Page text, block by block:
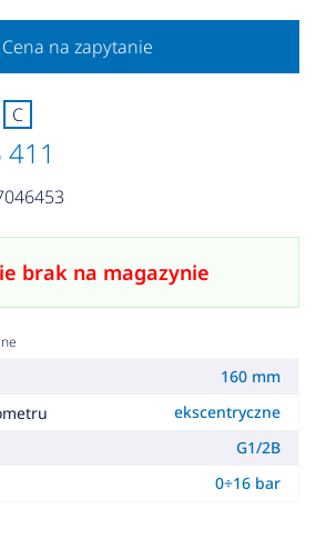
Cena na zapytanie
C
brak na magazynie
160 mm
ekscentryczne
G1/2B
0÷16 bar